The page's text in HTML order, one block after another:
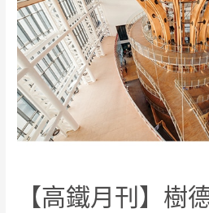
【高鐵月刊】樹